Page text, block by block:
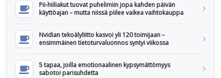
Pii-hiiliakut tuovat puhelimiin jopa kahden päivän
käyttöajan – mutta niissä piilee vaikea vaihtokauppa
Nvidian tekoälyliitto kasvoi yli 120 toimijaan –
ensimmäinen tietoturvaluonnos syntyi viikossa
5 tapaa, joilla emotionaalinen kypsymättömyys
sabotoi parisuhdetta